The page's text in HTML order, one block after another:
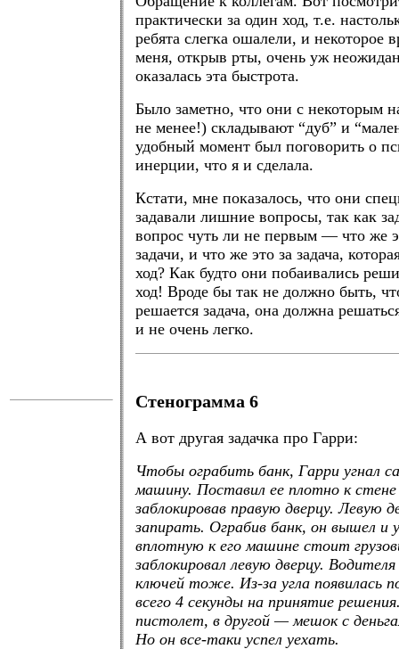
практически за один ход, т.е.
ребята слегка ошалели, и некоторое
меня, открыв рты, очень уж
оказалась эта быстрота.
Было заметно, что они с некоторым
не менее!) складывают “дуб” и
удобный момент был поговорить о
инерции, что я и сделала.
Кстати, мне показалось, что они
задавали лишние вопросы, так как
вопрос чуть ли не первым — что же
задачи, и что же это за задача,
ход? Как будто они побаивались
ход! Вроде бы так не должно быть,
решается задача, она должна
и не очень легко.
Стенограмма 6
А вот другая задачка про Гарри:
Чтобы ограбить банк, Гарри угнал
машину. Поставил ее плотно к
заблокировав правую дверцу. Левую
запирать. Ограбив банк, он вышел и
вплотную к его машине стоит
заблокировал левую дверцу.
ключей тоже. Из-за угла появилась
всего 4 секунды на принятие
пистолет, в другой — мешок с
Но он все-таки успел уехать.